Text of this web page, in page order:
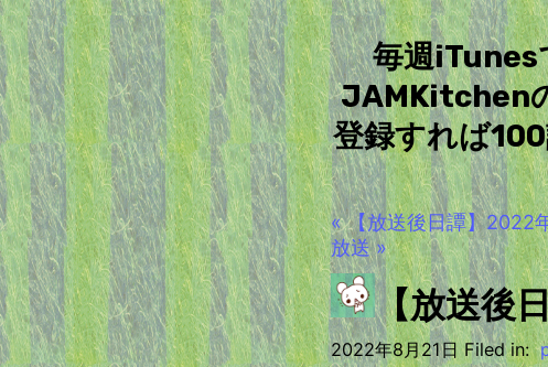
毎週iTunes
JAMKitchen
登録すれば
« 【放送後日譚】2022
放送 »
【放送後
2022年8月21日 Filed in: